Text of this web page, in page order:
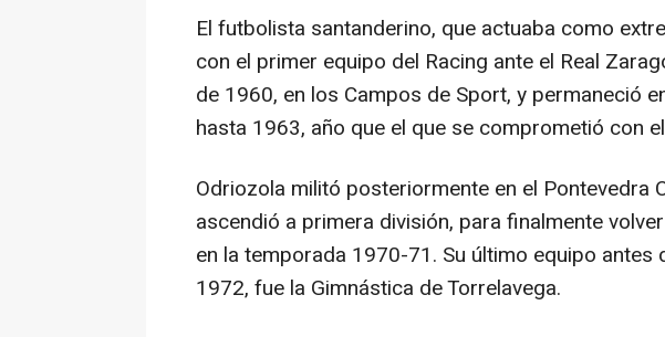
El futbolista santanderino, que actuaba como
con el primer equipo del Racing ante el Real
de 1960, en los Campos de Sport, y permaneció
hasta 1963, año que el que se comprometió con el
Odriozola militó posteriormente en el Pontevedra
ascendió a primera división, para finalmente
en la temporada 1970-71. Su último equipo antes
1972, fue la Gimnástica de Torrelavega.